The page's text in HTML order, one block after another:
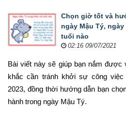
Chọn giờ tốt và
ngày Mậu Tý,
tuổi nào
02:16 09/07/2021
Bài viết này sẽ giúp bạn nắm được
khắc cần tránh khởi sự công
2023, đồng thời hướng dẫn bạn
hành trong ngày Mậu Tý.